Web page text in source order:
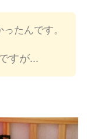
たんです。
すが...